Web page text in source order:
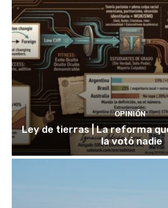
OPINIÓN
Ley de tierras | La reforma
la votó nadie